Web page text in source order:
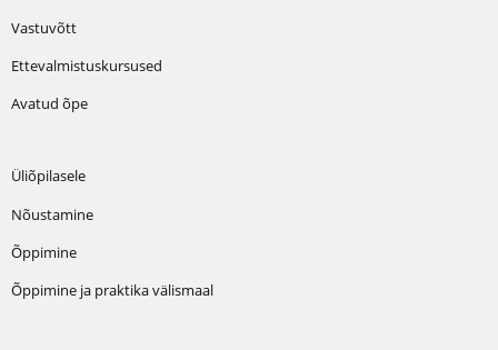
Vastuvõtt
Ettevalmistuskursused
Avatud õpe
Üliõpilasele
Nõustamine
Õppimine
Õppimine ja praktika välismaal